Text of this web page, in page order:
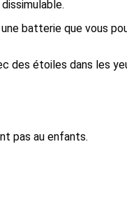
batterie que vous
des étoiles dans les
pas au enfants.